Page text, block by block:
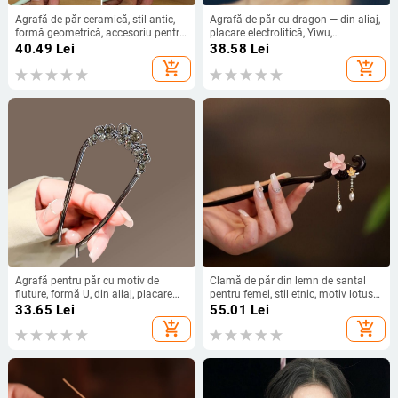
Agrafă de păr ceramică, stil antic,
formă geometrică, accesoriu pentru
cap
40.49 Lei
add_shopping_cart
Agrafă de păr cu dragon — din aliaj,
placare electrolitică, Yiwu,
Primăvara 2024
38.58 Lei
add_shopping_cart
Agrafă pentru păr cu motiv de
fluture, formă U, din aliaj, placare
electrolitică, stil simplu (Material:
aliaj; Formă: U; Motiv: fluture;
Finisaj: placare electrolitică;
33.65 Lei
add_shopping_cart
Clamă de păr din lemn de santal
pentru femei, stil etnic, motiv lotus
floral, accesoriu pentru coafură
55.01 Lei
add_shopping_cart